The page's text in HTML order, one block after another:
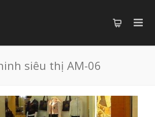
siêu thị AM-06